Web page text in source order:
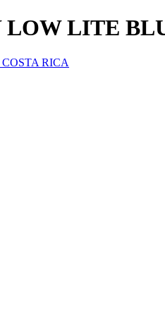
LOW LITE
RICA